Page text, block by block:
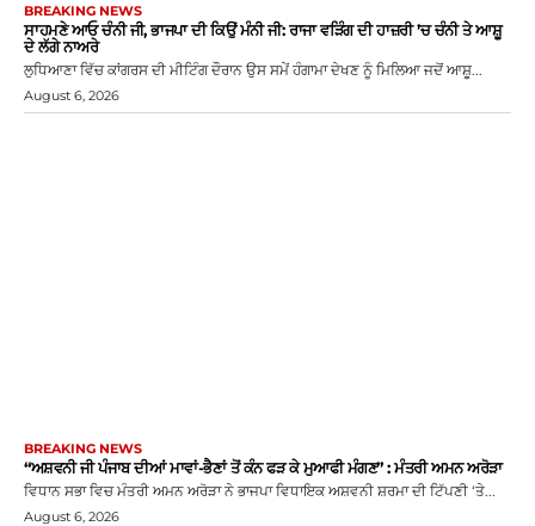
BREAKING NEWS
ਸਾਹਮਣੇ ਆਓ ਚੰਨੀ ਜੀ, ਭਾਜਪਾ ਦੀ ਕਿਉਂ ਮੰਨੀ ਜੀ: ਰਾਜਾ ਵੜਿੰਗ ਦੀ ਹਾਜ਼ਰੀ ’ਚ ਚੰਨੀ ਤੇ ਆਸ਼ੂ
ਦੇ ਲੱਗੇ ਨਾਅਰੇ
ਲੁਧਿਆਣਾ ਵਿੱਚ ਕਾਂਗਰਸ ਦੀ ਮੀਟਿੰਗ ਦੌਰਾਨ ਉਸ ਸਮੇਂ ਹੰਗਾਮਾ ਦੇਖਣ ਨੂੰ ਮਿਲਿਆ ਜਦੋਂ ਆਸ਼ੂ...
August 6, 2026
BREAKING NEWS
“ਅਸ਼ਵਨੀ ਜੀ ਪੰਜਾਬ ਦੀਆਂ ਮਾਵਾਂ-ਭੈਣਾਂ ਤੋਂ ਕੰਨ ਫੜ ਕੇ ਮੁਆਫੀ ਮੰਗਣ” : ਮੰਤਰੀ ਅਮਨ ਅਰੋੜਾ
ਵਿਧਾਨ ਸਭਾ ਵਿਚ ਮੰਤਰੀ ਅਮਨ ਅਰੋੜਾ ਨੇ ਭਾਜਪਾ ਵਿਧਾਇਕ ਅਸ਼ਵਨੀ ਸ਼ਰਮਾ ਦੀ ਟਿੱਪਣੀ ‘ਤੇ...
August 6, 2026